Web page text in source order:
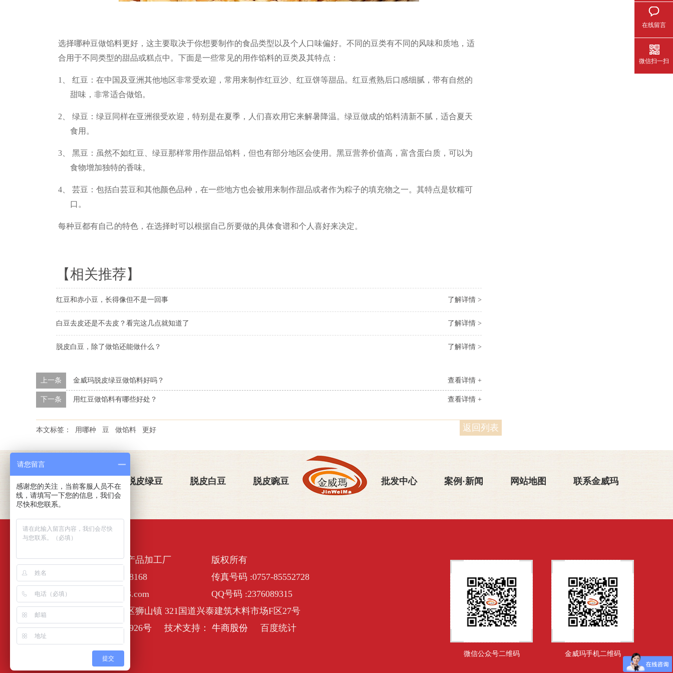
选择哪种豆做馅料更好，这主要取决于你想要制作的食品类型以及个人口味偏好。不同的豆类有不同的风味和质地，适
合用于不同类型的甜品或糕点中。下面是一些常见的用作馅料的豆类及其特点：
1、 红豆：在中国及亚洲其他地区非常受欢迎，常用来制作红豆沙、红豆饼等甜品。红豆煮熟后口感细腻，带有自然的
甜味，非常适合做馅。
2、 绿豆：绿豆同样在亚洲很受欢迎，特别是在夏季，人们喜欢用它来解暑降温。绿豆做成的馅料清新不腻，适合夏天
食用。
3、 黑豆：虽然不如红豆、绿豆那样常用作甜品馅料，但也有部分地区会使用。黑豆营养价值高，富含蛋白质，可以为
食物增加独特的香味。
4、 芸豆：包括白芸豆和其他颜色品种，在一些地方也会被用来制作甜品或者作为粽子的填充物之一。其特点是软糯可
口。
每种豆都有自己的特色，在选择时可以根据自己所要做的具体食谱和个人喜好来决定。
【相关推荐】
了解详情 >
红豆和赤小豆，长得像但不是一回事
了解详情 >
白豆去皮还是不去皮？看完这几点就知道了
了解详情 >
脱皮白豆，除了做馅还能做什么？
查看详情 +
上一条 金威玛脱皮绿豆做馅料好吗？
查看详情 +
下一条 用红豆做馅料有哪些好处？
返回列表
本文标签： 用哪种 豆 做馅料 更好
关于金威玛 脱皮绿豆 脱皮白豆 脱皮豌豆 批发中心 案例·新闻 网站地图 联系金威玛
佛山市南海区金诺一农产品加工厂
版权所有
全国服务热线：400-6338168
传真号码 :0757-85552728
E-Mail :nhjinweima@163.com
QQ号码 :2376089315
公司地址：佛山市南海区狮山镇 321国道兴泰建筑木料市场F区27号
备案号：粤ICP备17127926号 技术支持： 牛商股份 百度统计
微信公众号二维码 金威玛手机二维码
在线留言
微信扫一扫
请您留言
感谢您的关注，当前客服人员不在
线，请填写一下您的信息，我们会
尽快和您联系。
提交